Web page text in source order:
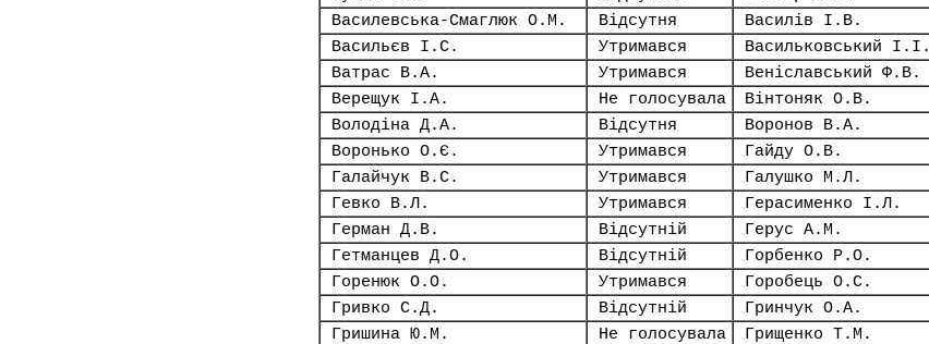
Василевська-Смаглюк О.М.
Відсутня Василів І.В.
Васильєв І.С.
Утримався Васильковський І.І.
Ватрас В.А.
Утримався Веніславський Ф.В.
Верещук І.А.
Не голосувала Вінтоняк О.В.
Володіна Д.А.
Відсутня Воронов В.А.
Воронько О.Є.
Утримався Гайду О.В.
Галайчук В.С.
Утримався Галушко М.Л.
Гевко В.Л.
Утримався Герасименко І.Л.
Герман Д.В.
Відсутній Герус А.М.
Гетманцев Д.О.
Відсутній Горбенко Р.О.
Горенюк О.О.
Утримався Горобець О.С.
Гривко С.Д.
Відсутній Гринчук О.А.
Гришина Ю.М.
Не голосувала Грищенко Т.М.